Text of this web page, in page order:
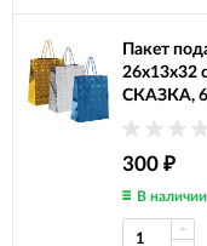
Пакет
26x13x32
СКАЗКА,
300 ₽
В наличии